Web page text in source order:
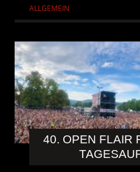
ALLGEMEIN
40. OPEN FLAIR